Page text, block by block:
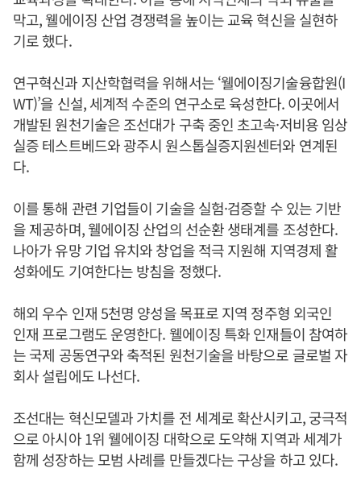
막고, 웰에이징 산업 경쟁력을 높이는 교육 혁신을 실현하
기로 했다.
연구혁신과 지산학협력을 위해서는 ‘웰에이징기술융합원(I
WT)’을 신설, 세계적 수준의 연구소로 육성한다. 이곳에서
개발된 원천기술은 조선대가 구축 중인 초고속·저비용 임상
실증 테스트베드와 광주시 원스톱실증지원센터와 연계된
다.
이를 통해 관련 기업들이 기술을 실험·검증할 수 있는 기반
을 제공하며, 웰에이징 산업의 선순환 생태계를 조성한다.
나아가 유망 기업 유치와 창업을 적극 지원해 지역경제 활
성화에도 기여한다는 방침을 정했다.
해외 우수 인재 5천명 양성을 목표로 지역 정주형 외국인
인재 프로그램도 운영한다. 웰에이징 특화 인재들이 참여하
는 국제 공동연구와 축적된 원천기술을 바탕으로 글로벌 자
회사 설립에도 나선다.
조선대는 혁신모델과 가치를 전 세계로 확산시키고, 궁극적
으로 아시아 1위 웰에이징 대학으로 도약해 지역과 세계가
함께 성장하는 모범 사례를 만들겠다는 구상을 하고 있다.